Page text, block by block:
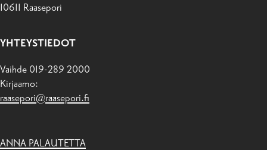
10611 Raasepori
YHTEYSTIEDOT
Vaihde 019-289 2000
Kirjaamo:
raasepori@raasepori.fi
ANNA PALAUTETTA